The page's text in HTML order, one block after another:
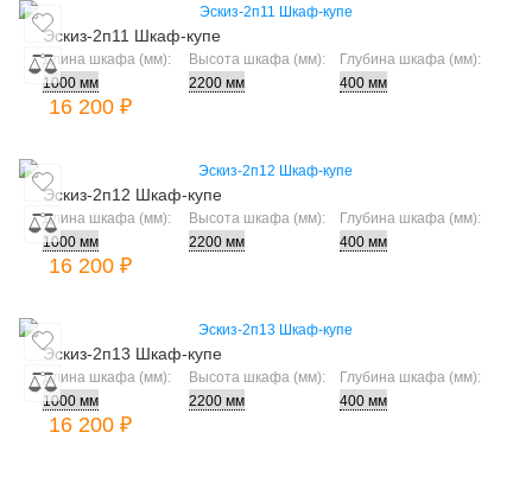
Эскиз-2п11 Шкаф-купе
Длина шкафа (мм): Высота шкафа (мм): Глубина шкафа (мм):
16 200 ₽
Эскиз-2п12 Шкаф-купе
Длина шкафа (мм): Высота шкафа (мм): Глубина шкафа (мм):
16 200 ₽
Эскиз-2п13 Шкаф-купе
Длина шкафа (мм): Высота шкафа (мм): Глубина шкафа (мм):
16 200 ₽